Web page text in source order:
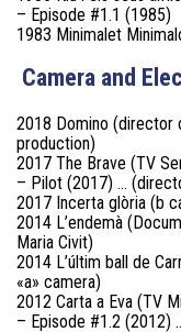
– Episode #1.1 (1985)
1983 Minimalet
Camera and
2018 Domino (director
production)
2017 The Brave (TV
– Pilot (2017) …
2017 Incerta glòria (b
2014 L’endemà
Maria Civit)
2014 L’últim ball de
«a» camera)
2012 Carta a Eva (TV
– Episode #1.2 (2012)